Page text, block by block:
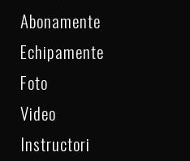
Abonamente
Echipamente
Foto
Video
Instructori